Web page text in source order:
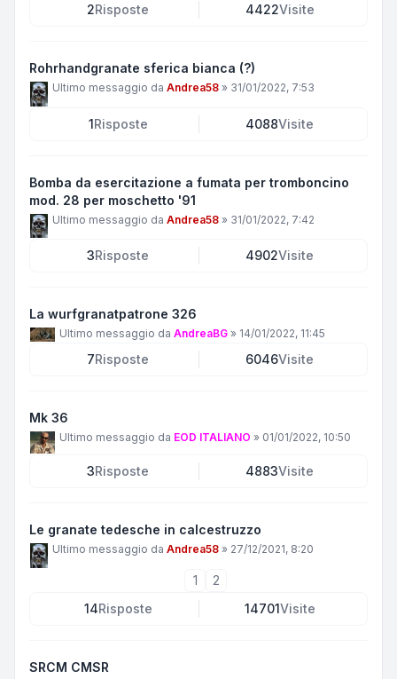
2Risposte 4422Visite
Rohrhandgranate sferica bianca (?)
Ultimo messaggio da Andrea58 » 31/01/2022, 7:53
1Risposte 4088Visite
Bomba da esercitazione a fumata per tromboncino
mod. 28 per moschetto '91
Ultimo messaggio da Andrea58 » 31/01/2022, 7:42
3Risposte 4902Visite
La wurfgranatpatrone 326
Ultimo messaggio da AndreaBG » 14/01/2022, 11:45
7Risposte 6046Visite
Mk 36
Ultimo messaggio da EOD ITALIANO » 01/01/2022, 10:50
3Risposte 4883Visite
Le granate tedesche in calcestruzzo
Ultimo messaggio da Andrea58 » 27/12/2021, 8:20
1
2
14Risposte 14701Visite
SRCM CMSR